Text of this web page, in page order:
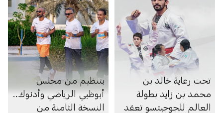
تحت رعاية خالد بن
محمد بن زايد بطولة
العالم للجوجيتسو تعقد
بتنظيم من مجلس
أبوظبي الرياضي وأدنوك..
النسخة الثامنة من